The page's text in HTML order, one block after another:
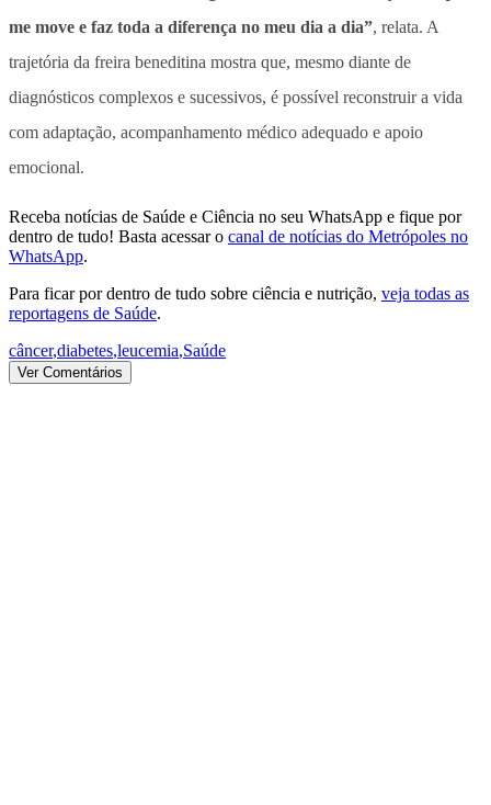
me move e faz toda a diferença no meu dia a dia”, relata. A
trajetória da freira beneditina mostra que, mesmo diante de
diagnósticos complexos e sucessivos, é possível reconstruir a vida
com adaptação, acompanhamento médico adequado e apoio
emocional.
Receba notícias de Saúde e Ciência no seu WhatsApp e fique por
dentro de tudo! Basta acessar o canal de notícias do Metrópoles no
WhatsApp.
Para ficar por dentro de tudo sobre ciência e nutrição, veja todas as
reportagens de Saúde.
câncer,diabetes,leucemia,Saúde
Ver Comentários